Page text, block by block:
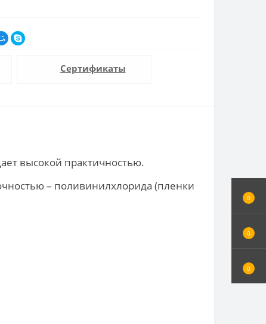
0
0
0
Сертификаты
высокой практичностью.
– поливинилхлорида (пленки